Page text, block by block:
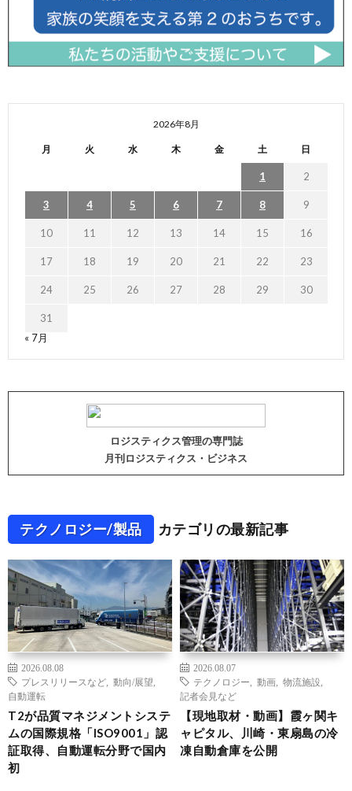
2026年8月
月 火 水 木 金 土 日
1 2
3 4 5 6 7 8 9
10 11 12 13 14 15 16
17 18 19 20 21 22 23
24 25 26 27 28 29 30
31
« 7月
ロジスティクス管理の専門誌
月刊ロジスティクス・ビジネス
テクノロジー/製品 カテゴリの最新記事
2026.08.08
プレスリリースなど
動向/展望
自動運転
T2が品質マネジメントシステ
ムの国際規格「ISO9001」認
証取得、自動運転分野で国内
初
2026.08.07
テクノロジー
動画 物流施設
記者会見など
【現地取材・動画】霞ヶ関キ
ャピタル、川崎・東扇島の冷
凍自動倉庫を公開